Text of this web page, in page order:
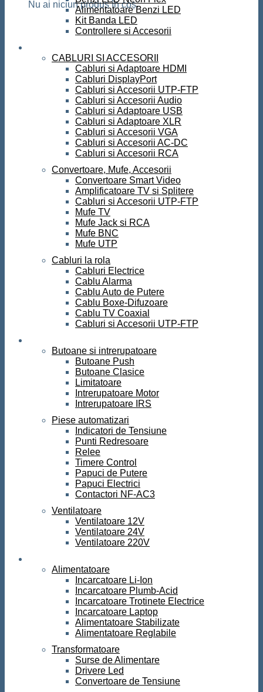
Nu ai niciun produs în coș.
Alimentatoare Benzi LED
Kit Banda LED
Controllere si Accesorii
CABLURI SI ACCESORII
Cabluri si Adaptoare HDMI
Cabluri DisplayPort
Cabluri si Accesorii UTP-FTP
Cabluri si Accesorii Audio
Cabluri si Adaptoare USB
Cabluri si Adaptoare XLR
Cabluri si Accesorii VGA
Cabluri si Accesorii AC-DC
Cabluri si Accesorii RCA
Convertoare, Mufe, Accesorii
Convertoare Smart Video
Amplificatoare TV si Splitere
Cabluri si Accesorii UTP-FTP
Mufe TV
Mufe Jack si RCA
Mufe BNC
Mufe UTP
Cabluri la rola
Cabluri Electrice
Cablu Alarma
Cablu Auto de Putere
Cablu Boxe-Difuzoare
Cablu TV Coaxial
Cabluri si Accesorii UTP-FTP
Butoane si intrerupatoare
Butoane Push
Butoane Clasice
Limitatoare
Intrerupatoare Motor
Intrerupatoare IRS
Piese automatizari
Indicatori de Tensiune
Punti Redresoare
Relee
Timere Control
Papuci de Putere
Papuci Electrici
Contactori NF-AC3
Ventilatoare
Ventilatoare 12V
Ventilatoare 24V
Ventilatoare 220V
Alimentatoare
Incarcatoare Li-Ion
Incarcatoare Plumb-Acid
Incarcatoare Trotinete Electrice
Incarcatoare Laptop
Alimentatoare Stabilizate
Alimentatoare Reglabile
Transformatoare
Surse de Alimentare
Drivere Led
Convertoare de Tensiune